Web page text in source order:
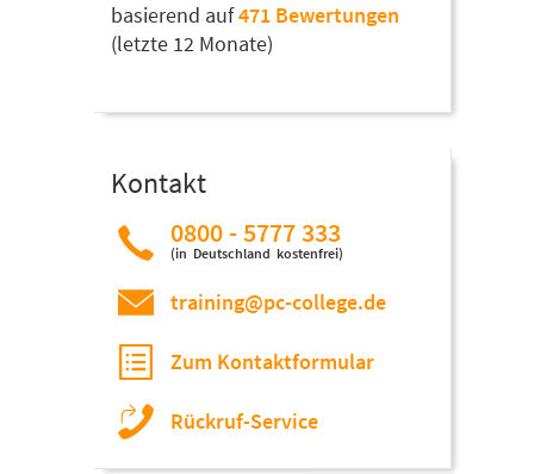
basierend auf471 Bewertungen
(letzte 12 Monate)
Kontakt
0800 - 5777 333
(in Deutschland kostenfrei)
training@pc-college.de
Zum Kontaktformular
Rückruf-Service